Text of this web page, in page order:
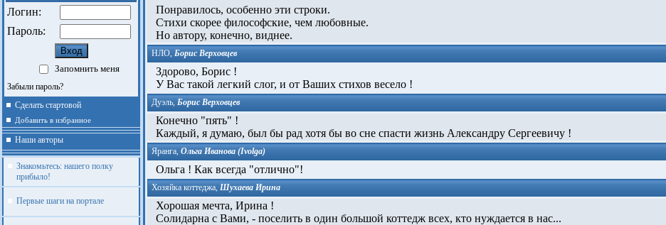
Логин:
Пароль:
Запомнить меня
Забыли пароль?
Сделать стартовой
Добавить в избранное
Наши авторы
Знакомьтесь: нашего полку
прибыло!
Первые шаги на портале
Понравилось, особенно эти строки.
Стихи скорее философские, чем любовные.
Но автору, конечно, виднее.
НЛО, Борис Верховцев
Здорово, Борис !
У Вас такой легкий слог, и от Ваших стихов весело !
Дуэль, Борис Верховцев
Конечно "пять" !
Каждый, я думаю, был бы рад хотя бы во сне спасти жизнь Александру Сергеевичу !
Яранга, Ольга Иванова (Ivolga)
Ольга ! Как всегда "отлично"!­
Хозяйка коттеджа, Шухаева Ирина
Хорошая мечта, Ирина !
Солидарна с Вами, - поселить в один большой коттедж всех, кто нуждается в нас...